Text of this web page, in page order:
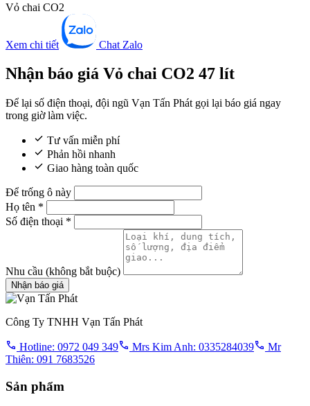
Vỏ chai CO2
Xem chi tiết Chat Zalo
Nhận báo giá Vỏ chai CO2 47 lít
Để lại số điện thoại, đội ngũ Vạn Tấn Phát gọi lại báo giá ngay
trong giờ làm việc.
Tư vấn miễn phí
Phản hồi nhanh
Giao hàng toàn quốc
Để trống ô này
Họ tên *
Số điện thoại *
Nhu cầu (không bắt buộc)
Nhận báo giá
Công Ty TNHH Vạn Tấn Phát
Hotline: 0972 049 349 Mrs Kim Anh: 0335284039
Mr
Thiên: 091 7683526
Sản phẩm